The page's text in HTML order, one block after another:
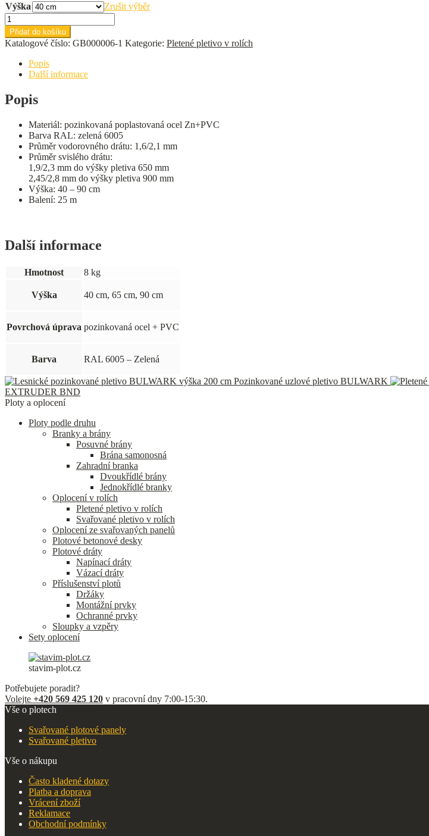
Výška
Zrušit výběr
Zahradní
okrasné
pletivo
ARMOR
množství
Přidat do košíku
Katalogové číslo: GB000006-1 Kategorie: Pletené pletivo v rolích
Popis
Další informace
Popis
Materiál: pozinkovaná poplastovaná ocel Zn+PVC
Barva RAL: zelená 6005
Průměr vodorovného drátu: 1,6/2,1 mm
Průměr svislého drátu:
1,9/2,3 mm do výšky pletiva 650 mm
2,45/2,8 mm do výšky pletiva 900 mm
Výška: 40 – 90 cm
Balení: 25 m
Další informace
Hmotnost 8 kg
Výška 40 cm, 65 cm, 90 cm
Povrchová úprava pozinkovaná ocel + PVC
Barva RAL 6005 – Zelená
Pozinkované uzlové pletivo BULWARK
EXTRUDER BND
Ploty a oplocení
Ploty podle druhu
Branky a brány
Posuvné brány
Brána samonosná
Zahradní branka
Dvoukřídlé brány
Jednokřídlé branky
Oplocení v rolích
Pletené pletivo v rolích
Svařované pletivo v rolích
Oplocení ze svařovaných panelů
Plotové betonové desky
Plotové dráty
Napínací dráty
Vázací dráty
Příslušenství plotů
Držáky
Montážní prvky
Ochranné prvky
Sloupky a vzpěry
Sety oplocení
stavim-plot.cz
Potřebujete poradit?
Volejte +420 569 425 120 v pracovní dny 7:00-15:30.
Vše o plotech
Svařované plotové panely
Svařované pletivo
Vše o nákupu
Často kladené dotazy
Platba a doprava
Vrácení zboží
Reklamace
Obchodní podmínky